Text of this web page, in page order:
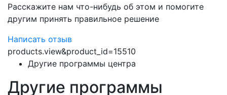
Расскажите нам что-нибудь об этом и помогите
другим принять правильное решение
Написать отзыв
products.view&product_id=15510
Другие программы центра
Другие программы